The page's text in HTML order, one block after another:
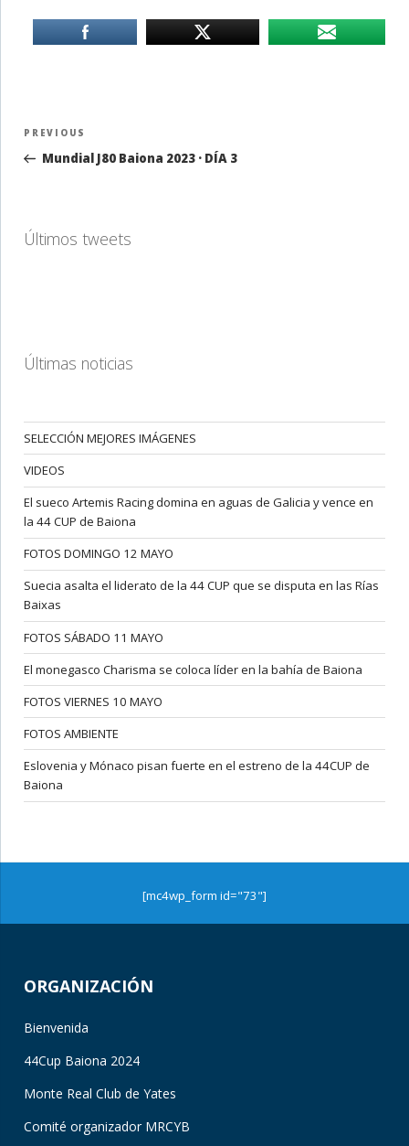
Navegación
entradas
Previous
Post
PREVIOUS
Mundial J80 Baiona 2023 · DÍA 3
Últimos tweets
Últimas noticias
SELECCIÓN MEJORES IMÁGENES
VIDEOS
El sueco Artemis Racing domina en aguas de Galicia y vence en
la 44 CUP de Baiona
FOTOS DOMINGO 12 MAYO
Suecia asalta el liderato de la 44 CUP que se disputa en las Rías
Baixas
FOTOS SÁBADO 11 MAYO
El monegasco Charisma se coloca líder en la bahía de Baiona
FOTOS VIERNES 10 MAYO
FOTOS AMBIENTE
Eslovenia y Mónaco pisan fuerte en el estreno de la 44CUP de
Baiona
[mc4wp_form id="73"]
ORGANIZACIÓN
Bienvenida
44Cup Baiona 2024
Monte Real Club de Yates
Comité organizador MRCYB